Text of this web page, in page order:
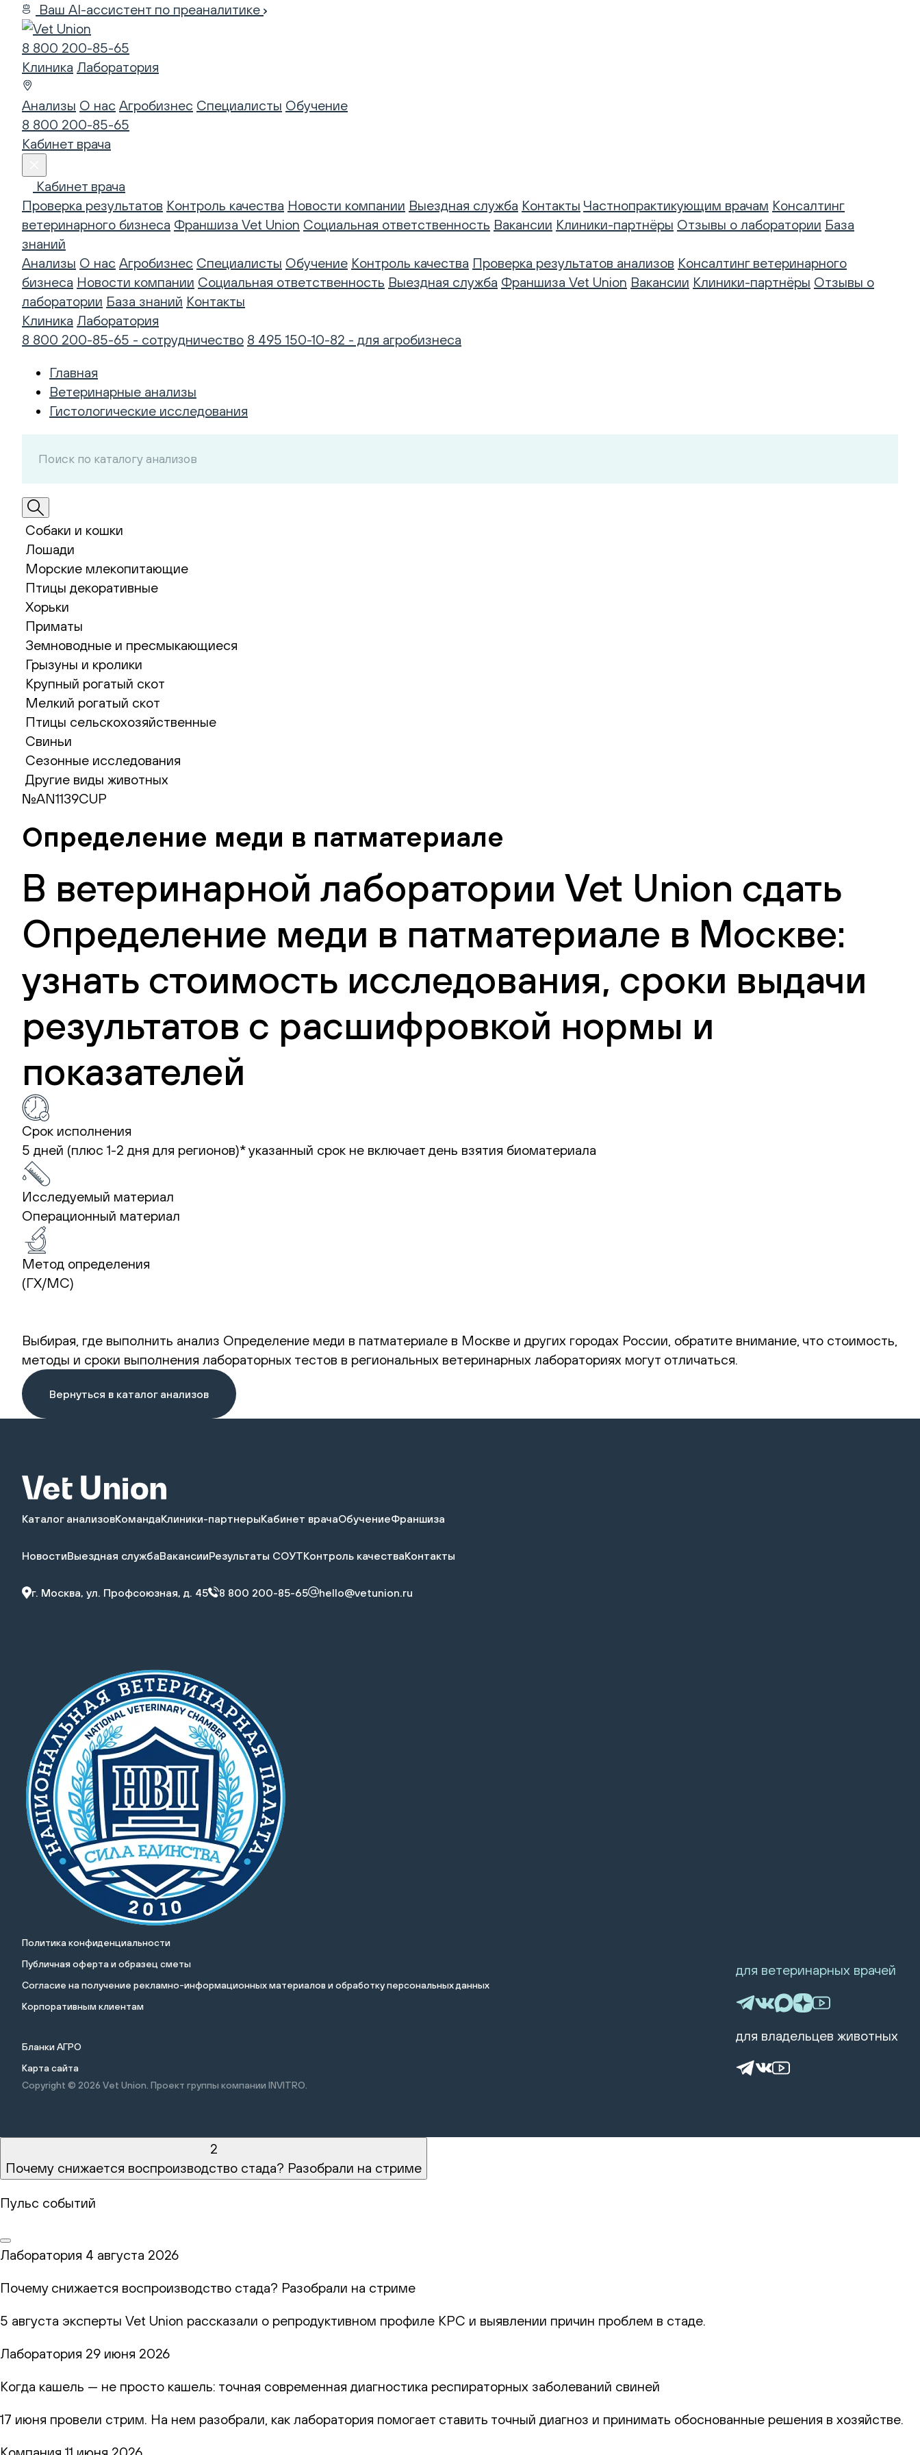
Ваш AI-ассистент по преаналитике
8 800 200-85-65
Клиника Лаборатория
Анализы О нас Агробизнес Специалисты Обучение
8 800 200-85-65
Кабинет врача
Кабинет врача
Проверка результатов Контроль качества Новости компании Выездная служба Контакты Частнопрактикующим врачам Консалтинг
ветеринарного бизнеса Франшиза Vet Union Социальная ответственность Вакансии Клиники-партнёры Отзывы о лаборатории База
знаний
Анализы О нас Агробизнес Специалисты Обучение Контроль качества Проверка результатов анализов Консалтинг ветеринарного
бизнеса Новости компании Социальная ответственность Выездная служба Франшиза Vet Union Вакансии Клиники-партнёры Отзывы о
лаборатории База знаний Контакты
Клиника Лаборатория
8 800 200-85-65 - сотрудничество 8 495 150-10-82 - для агробизнеса
Главная
Ветеринарные анализы
Гистологические исследования
Собаки и кошки
Лошади
Морские млекопитающие
Птицы декоративные
Хорьки
Приматы
Земноводные и пресмыкающиеся
Грызуны и кролики
Крупный рогатый скот
Мелкий рогатый скот
Птицы сельскохозяйственные
Свиньи
Сезонные исследования
Другие виды животных
№AN1139CUP
Определение меди в патматериале
В ветеринарной лаборатории Vet Union сдать
Определение меди в патматериале в Москве:
узнать стоимость исследования, сроки выдачи
результатов с расшифровкой нормы и
показателей
Срок исполнения
5 дней (плюс 1-2 дня для регионов)*указанный срок не включает день взятия биоматериала
Исследуемый материал
Операционный материал
Метод определения
(ГХ/МС)
Выбирая, где выполнить анализ Определение меди в патматериале в Москве и других городах России, обратите внимание, что стоимость,
методы и сроки выполнения лабораторных тестов в региональных ветеринарных лабораториях могут отличаться.
Вернуться в каталог анализов
Каталог анализовКомандаКлиники-партнерыКабинет врачаОбучениеФраншиза
НовостиВыездная службаВакансииРезультаты СОУТКонтроль качестваКонтакты
г. Москва, ул. Профсоюзная, д. 45 8 800 200-85-65 hello@vetunion.ru
Политика конфиденциальности
Публичная оферта и образец сметы
Cогласие на получение рекламно-информационных материалов и обработку персональных данных
Корпоративным клиентам
Бланки АГРО
Карта сайта
Copyright © 2026 Vet Union. Проект группы компании INVITRO.
для ветеринарных врачей
для владельцев животных
2
Почему снижается воспроизводство стада? Разобрали на стриме
Пульс событий
Лаборатория 4 августа 2026
Почему снижается воспроизводство стада? Разобрали на стриме
5 августа эксперты Vet Union рассказали о репродуктивном профиле КРС и выявлении причин проблем в стаде.
Лаборатория 29 июня 2026
Когда кашель — не просто кашель: точная современная диагностика респираторных заболеваний свиней
17 июня провели стрим. На нем разобрали, как лаборатория помогает ставить точный диагноз и принимать обоснованные решения в хозяйстве.
Компания 11 июня 2026